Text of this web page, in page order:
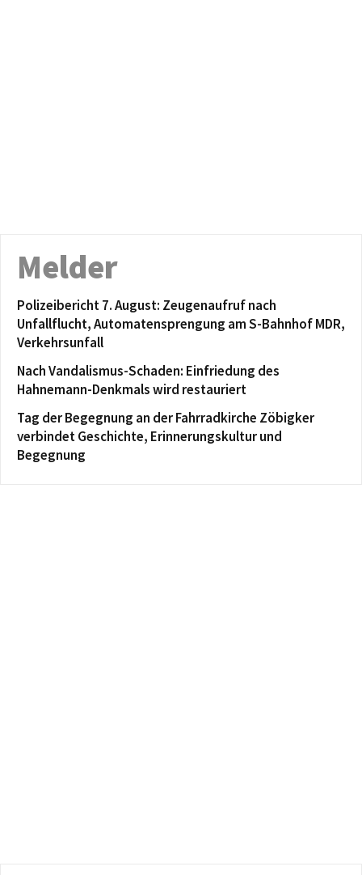
Melder
Polizeibericht 7. August: Zeugenaufruf nach
Unfallflucht, Automatensprengung am S-Bahnhof MDR,
Verkehrsunfall
Nach Vandalismus-Schaden: Einfriedung des
Hahnemann-Denkmals wird restauriert
Tag der Begegnung an der Fahrradkirche Zöbigker
verbindet Geschichte, Erinnerungskultur und
Begegnung